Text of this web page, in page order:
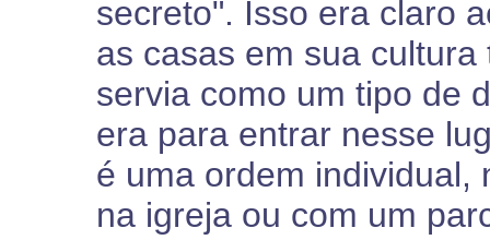
secreto". Isso era claro
as casas em sua
servia como um tipo de
era para entrar nesse
é uma ordem individual,
na igreja ou com um